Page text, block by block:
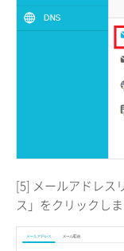
[5] メールアドレス
ス」をクリックしま